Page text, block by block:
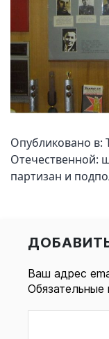
Опубликовано в:
Отечественной:
партизан и
Ваш адрес